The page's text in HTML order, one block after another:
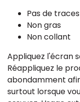
Pas de
Non gras
Non collant
Appliquez l'écran
Réappliquez le
abondamment
surtout lorsque